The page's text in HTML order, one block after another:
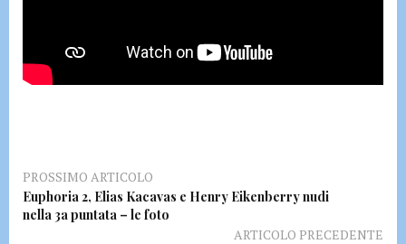
PROSSIMO ARTICOLO
Euphoria 2, Elias Kacavas e Henry Eikenberry nudi
nella 3a puntata – le foto
ARTICOLO PRECEDENTE